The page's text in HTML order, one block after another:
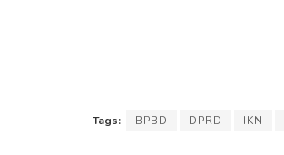
Tags: BPBD DPRD IKN